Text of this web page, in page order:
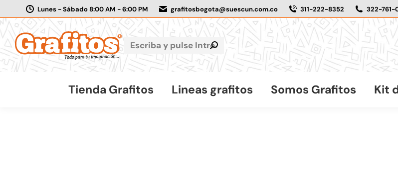
Lunes - Sábado 8:00 AM - 6:00 PM grafitosbogota@suescun.com.co 311-222-8352 322-761-
Tienda Grafitos Lineas grafitos Somos Grafitos Kit